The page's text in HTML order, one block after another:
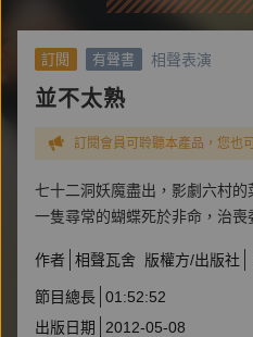
訂閱 有聲書 相聲表演
並不太熟
訂閱會員可聆聽本產品，您也
七十二洞妖魔盡出，影劇六村
一隻尋常的蝴蝶死於非命，治喪
作者 相聲瓦舍 版權方/出版社
節目總長 01:52:52
出版日期
2012-05-08